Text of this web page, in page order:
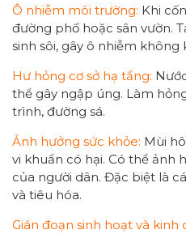
Ô nhiễm môi trường: Khi
đường phố hoặc sân vườn.
sinh sôi, gây ô nhiễm không
Hư hỏng cơ sở hạ tầng:
thể gây ngập úng. Làm
trình, đường sá.
Ảnh hưởng sức khỏe: Mùi
vi khuẩn có hại. Có thể ảnh
của người dân. Đặc biệt là
và tiêu hóa.
Gián đoạn sinh hoạt và kinh